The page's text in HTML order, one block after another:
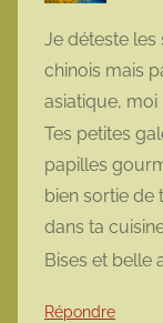
Je déteste les
chinois mais
asiatique, moi
Tes petites
papilles
bien sortie de
dans ta
Bises et belle
Répondre